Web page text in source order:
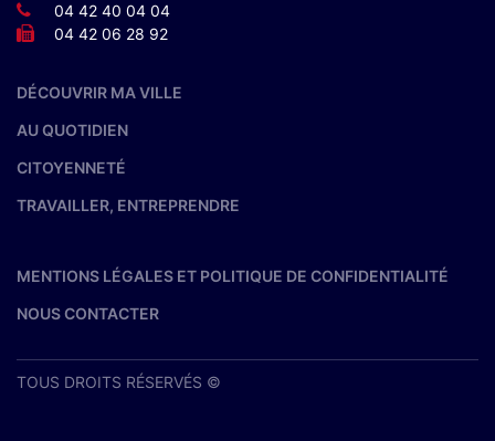
04 42 40 04 04
04 42 06 28 92
DÉCOUVRIR MA VILLE
AU QUOTIDIEN
CITOYENNETÉ
TRAVAILLER, ENTREPRENDRE
MENTIONS LÉGALES ET POLITIQUE DE CONFIDENTIALITÉ
NOUS CONTACTER
TOUS DROITS RÉSERVÉS ©